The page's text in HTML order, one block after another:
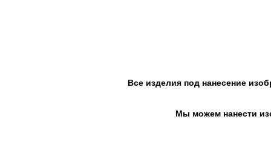
Все изделия под нанесение
Мы можем нанести